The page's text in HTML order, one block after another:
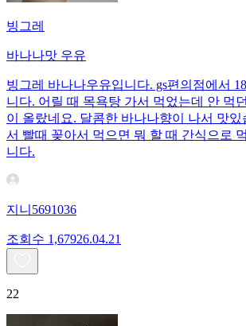
빙그레
바나나맛 우유
빙그레 바나나우유입니다. gs편의점에서
니다. 어릴 때 목욕탕 가서 먹었는데 안 먹
이 올랐네요. 달콤한 바나나향이 나서 맛
서 빨때 꽂아서 먹으면 뭐 할 때 간식으로
니다.
지니5691036
조회수 1,67926.04.21
22